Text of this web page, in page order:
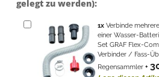
gelegt zu werden):
1x Verbinde
einer Wasser-
Set GRAF Flex-
Verbinder / Fass-
Regensammler +